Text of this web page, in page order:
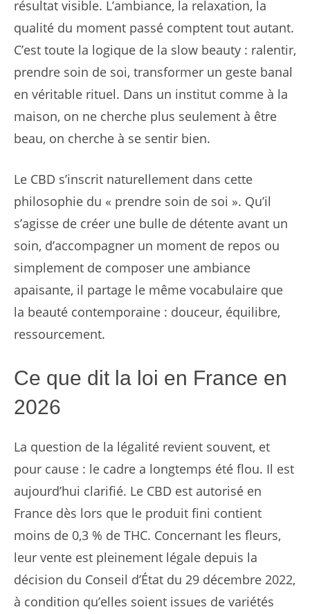
résultat visible. L’ambiance, la relaxation, la
qualité du moment passé comptent tout autant.
C’est toute la logique de la slow beauty : ralentir,
prendre soin de soi, transformer un geste banal
en véritable rituel. Dans un institut comme à la
maison, on ne cherche plus seulement à être
beau, on cherche à se sentir bien.
Le CBD s’inscrit naturellement dans cette
philosophie du « prendre soin de soi ». Qu’il
s’agisse de créer une bulle de détente avant un
soin, d’accompagner un moment de repos ou
simplement de composer une ambiance
apaisante, il partage le même vocabulaire que
la beauté contemporaine : douceur, équilibre,
ressourcement.
Ce que dit la loi en France en
2026
La question de la légalité revient souvent, et
pour cause : le cadre a longtemps été flou. Il est
aujourd’hui clarifié. Le CBD est autorisé en
France dès lors que le produit fini contient
moins de 0,3 % de THC. Concernant les fleurs,
leur vente est pleinement légale depuis la
décision du Conseil d’État du 29 décembre 2022,
à condition qu’elles soient issues de variétés